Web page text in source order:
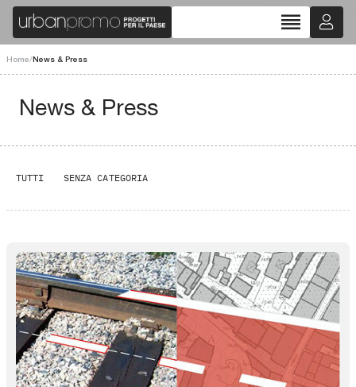
reorder
Home/News & Press
News & Press
TUTTI SENZA CATEGORIA